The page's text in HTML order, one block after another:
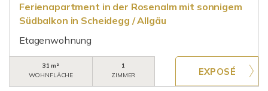
Ferienapartment in der Rosenalm mit sonnigem
Südbalkon in Scheidegg / Allgäu
Etagenwohnung
31 m²
WOHNFLÄCHE
1
ZIMMER